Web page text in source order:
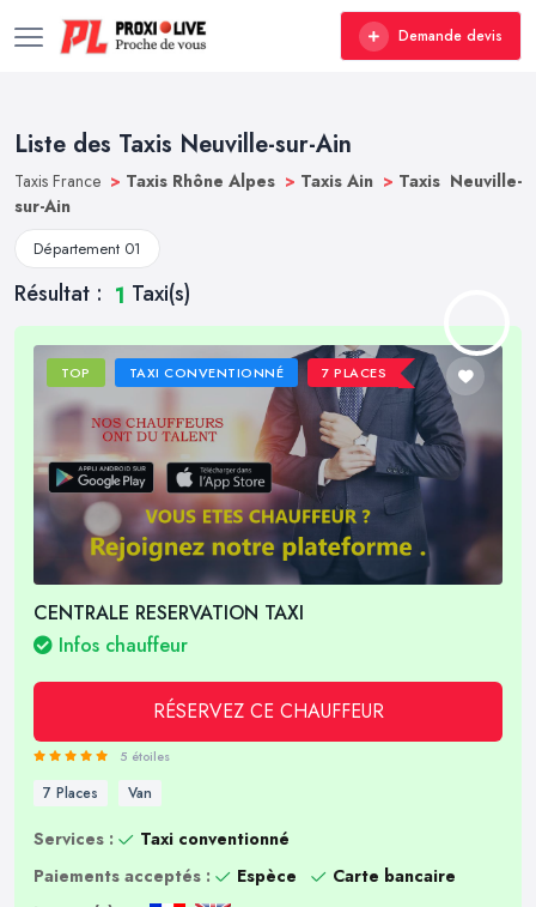
Demande devis
Liste des Taxis Neuville-sur-Ain
Taxis France > Taxis Rhône Alpes > Taxis Ain > Taxis Neuville-
sur-Ain
Département 01
Résultat : 1 Taxi(s)
TOP TAXI CONVENTIONNÉ 7 PLACES
CENTRALE RESERVATION TAXI
Infos chauffeur
RÉSERVEZ CE CHAUFFEUR
5 étoiles
7 Places Van
Services :
Taxi conventionné
Paiements acceptés :
Espèce
Carte bancaire